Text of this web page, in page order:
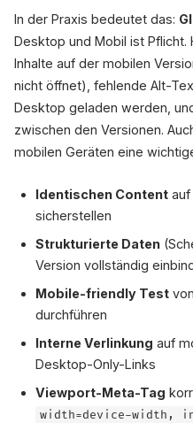
In der Praxis bedeutet das:
Desktop und Mobil ist
Inhalte auf der mobilen
nicht öffnet), fehlende Alt-
Desktop geladen werden,
zwischen den Versionen.
mobilen Geräten eine
Identischen Content
sicherstellen
Strukturierte Daten
Version vollständig
Mobile-friendly Test
durchführen
Interne Verlinkung auf
Desktop-Only-Links
Viewport-Meta-Tag
width=device-width,